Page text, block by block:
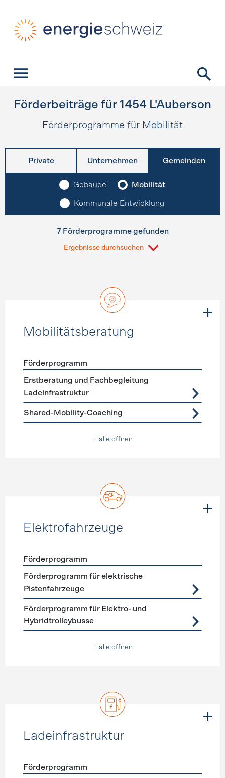
Förderbeiträge für 1454 L'Auberson
Förderprogramme für Mobilität
Private Unternehmen Gemeinden
Gebäude Mobilität
Kommunale Entwicklung
7 Förderprogramme gefunden
Ergebnisse durchsuchen
Mobilitätsberatung
Förderprogramme Mobilitätsberatung
Förderprogramm
Erstberatung und Fachbegleitung
Ladeinfrastruktur
Shared-Mobility-Coaching
+ alle öffnen
Elektrofahrzeuge
Förderprogramme Elektrofahrzeuge
Förderprogramm
Förderprogramm für elektrische
Pistenfahrzeuge
Förderprogramm für Elektro- und
Hybridtrolleybusse
+ alle öffnen
Ladeinfrastruktur
Förderprogramm